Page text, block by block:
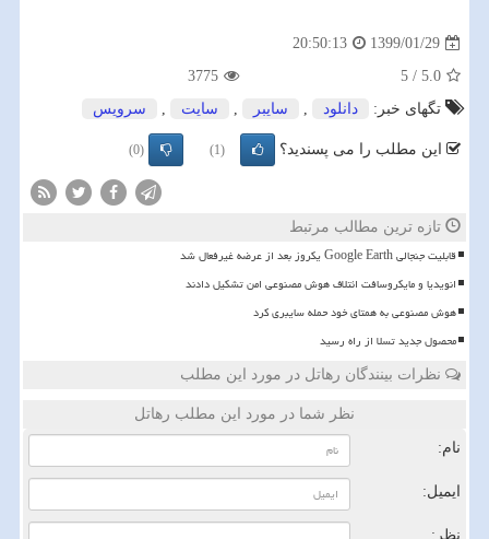
1399/01/29
20:50:13
5.0
/
5
3775
تگهای خبر:
دانلود , سایبر , سایت , سرویس
این مطلب را می پسندید؟ (1)
(0)
تازه ترین مطالب مرتبط
قابلیت جنجالی Google Earth یکروز بعد از عرضه غیرفعال شد
انویدیا و مایکروسافت ائتلاف هوش مصنوعی امن تشکیل دادند
هوش مصنوعی به همتای خود حمله سایبری کرد
محصول جدید تسلا از راه رسید
نظرات بینندگان رهاتل در مورد این مطلب
نظر شما در مورد این مطلب رهاتل
نام:
ایمیل:
نظر: